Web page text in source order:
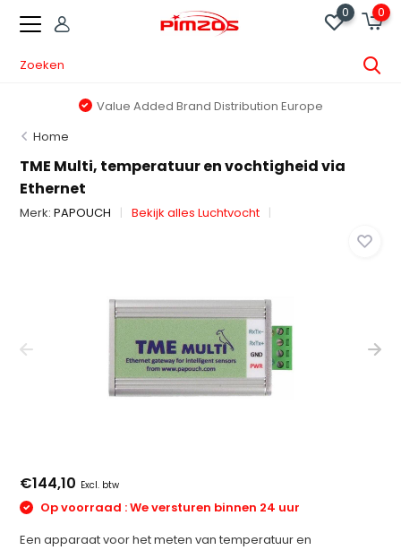
0 0
Value Added Brand Distribution Europe
Home
TME Multi, temperatuur en vochtigheid via
Ethernet
Merk:PAPOUCH Bekijk alles Luchtvocht
€144,10 Excl. btw
Op voorraad : We versturen binnen 24 uur
Een apparaat voor het meten van temperatuur en